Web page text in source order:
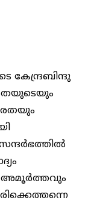
കേന്ദ്രബിന്ദു
അമൂർത്തവും